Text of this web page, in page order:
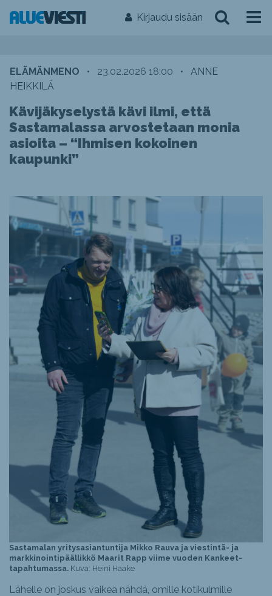
Kirjaudu sisään
ELÄMÄNMENO • 23.02.2026 18:00 •
ANNE
HEIKKILÄ
Kävijäkyselystä kävi ilmi, että
Sastamalassa arvostetaan monia
asioita – “Ihmisen kokoinen
kaupunki”
Sastamalan yritysasiantuntija Mikko Rauva ja viestintä- ja
markkinointipäällikkö Maarit Rapp viime vuoden Kankeet-
tapahtumassa. Kuva: Heini Haake
Lähelle on joskus vaikea nähdä, omille kotikulmille